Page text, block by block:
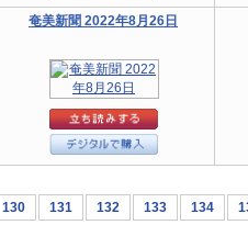
奄美新聞 2022年8月26日
130 131 132 133 134